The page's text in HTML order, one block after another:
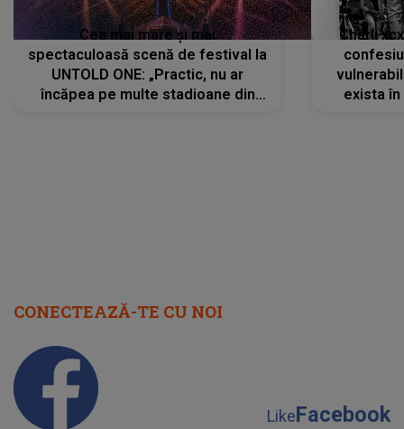
Cea mai mare și mai
spectaculoasă scenă de festival la
UNTOLD ONE: „Practic, nu ar
încăpea pe multe stadioane din
Charli
exista
CONECTEAZĂ-TE CU NOI
LikeFacebook